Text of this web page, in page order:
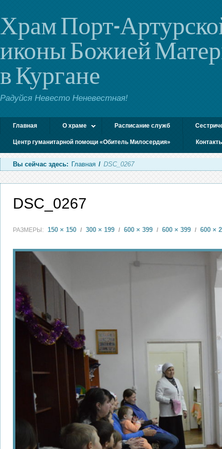
Храм Порт-
иконы Божией
в Кургане
Радуйся Невесто Неневестная!
Главная О храме Расписание служб
Центр гуманитарной помощи «Обитель Милосердия»
Вы сейчас здесь: Главная / DSC_0267
DSC_0267
РАЗМЕРЫ: 150 × 150 / 300 × 199 / 600 × 399 / 600 × 399 / 600 ×